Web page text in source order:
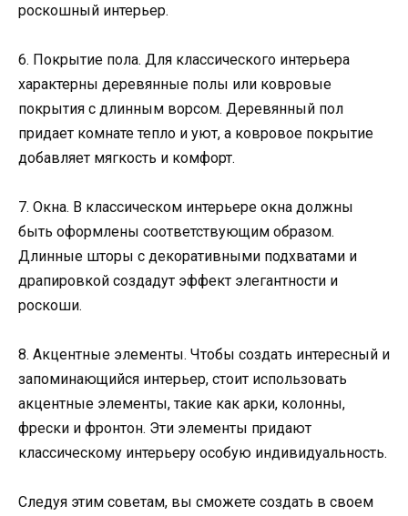
роскошный интерьер.
6. Покрытие пола. Для классического интерьера
характерны деревянные полы или ковровые
покрытия с длинным ворсом. Деревянный пол
придает комнате тепло и уют, а ковровое покрытие
добавляет мягкость и комфорт.
7. Окна. В классическом интерьере окна должны
быть оформлены соответствующим образом.
Длинные шторы с декоративными подхватами и
драпировкой создадут эффект элегантности и
роскоши.
8. Акцентные элементы. Чтобы создать интересный и
запоминающийся интерьер, стоит использовать
акцентные элементы, такие как арки, колонны,
фрески и фронтон. Эти элементы придают
классическому интерьеру особую индивидуальность.
Следуя этим советам, вы сможете создать в своем